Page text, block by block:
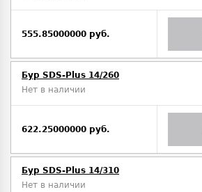
555.85000000 руб.
Бур SDS-Plus 14/260
Нет в наличии
622.25000000 руб.
Бур SDS-Plus 14/310
Нет в наличии